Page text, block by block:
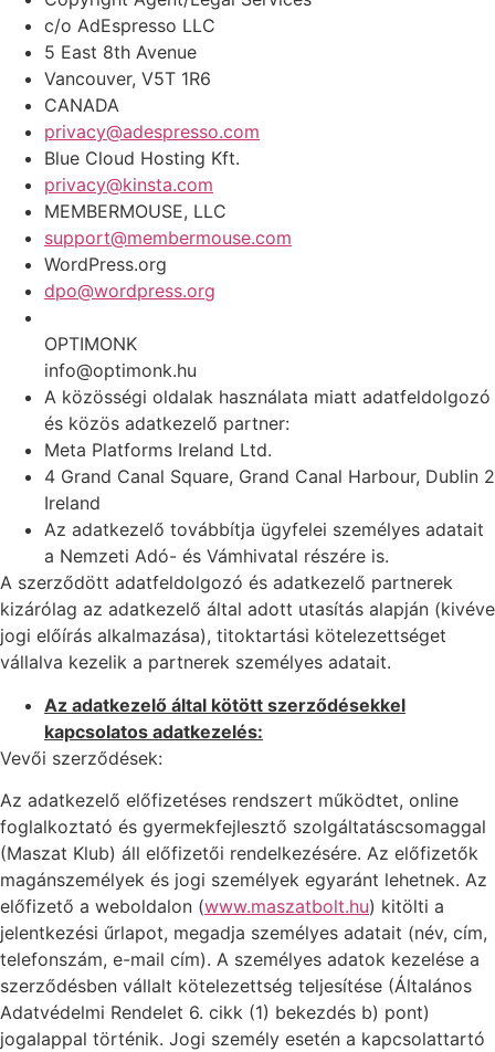
c/o AdEspresso LLC
5 East 8th Avenue
Vancouver, V5T 1R6
CANADA
privacy@adespresso.com
Blue Cloud Hosting Kft.
privacy@kinsta.com
MEMBERMOUSE, LLC
support@membermouse.com
WordPress.org
dpo@wordpress.org
OPTIMONK
info@optimonk.hu
A közösségi oldalak használata miatt adatfeldolgozó
és közös adatkezelő partner:
Meta Platforms Ireland Ltd.
4 Grand Canal Square, Grand Canal Harbour, Dublin 2
Ireland
Az adatkezelő továbbítja ügyfelei személyes adatait
a Nemzeti Adó- és Vámhivatal részére is.
A szerződött adatfeldolgozó és adatkezelő partnerek
kizárólag az adatkezelő által adott utasítás alapján (kivéve
jogi előírás alkalmazása), titoktartási kötelezettséget
vállalva kezelik a partnerek személyes adatait.
Az adatkezelő által kötött szerződésekkel
kapcsolatos adatkezelés:
Vevői szerződések:
Az adatkezelő előfizetéses rendszert működtet, online
foglalkoztató és gyermekfejlesztő szolgáltatáscsomaggal
(Maszat Klub) áll előfizetői rendelkezésére. Az előfizetők
magánszemélyek és jogi személyek egyaránt lehetnek. Az
előfizető a weboldalon (www.maszatbolt.hu) kitölti a
jelentkezési űrlapot, megadja személyes adatait (név, cím,
telefonszám, e-mail cím). A személyes adatok kezelése a
szerződésben vállalt kötelezettség teljesítése (Általános
Adatvédelmi Rendelet 6. cikk (1) bekezdés b) pont)
jogalappal történik. Jogi személy esetén a kapcsolattartó